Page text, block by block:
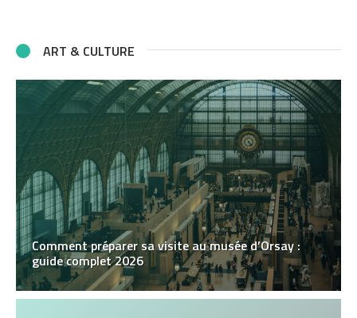
ART & CULTURE
Comment préparer sa visite au musée d’Orsay :
guide complet 2026